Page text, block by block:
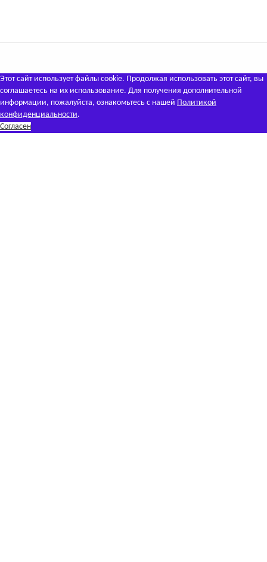
Этот сайт использует файлы cookie. Продолжая использовать этот сайт, вы
соглашаетесь на их использование. Для получения дополнительной
информации, пожалуйста, ознакомьтесь с нашей Политикой
конфиденциальности.
Согласен